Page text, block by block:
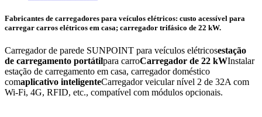
Fabricantes de carregadores para veículos elétricos: custo acessível para
carregar carros elétricos em casa; carregador trifásico de 22 kW.
Carregador de parede SUNPOINT para veículos elétricosestação
de carregamento portátilpara carroCarregador de 22 kWInstalar
estação de carregamento em casa, carregador doméstico
comaplicativo inteligenteCarregador veicular nível 2 de 32A com
Wi-Fi, 4G, RFID, etc., compatível com módulos opcionais.